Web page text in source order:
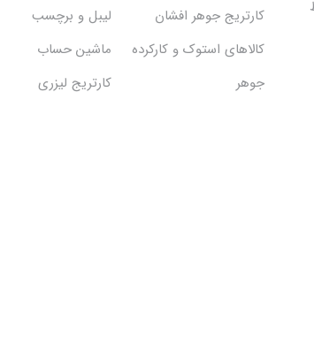
کارتریج جوهر افشان
لیبل و برچسب
کالاهای استوک و کارکرده
ماشین حساب
جوهر
کارتریج لیزری